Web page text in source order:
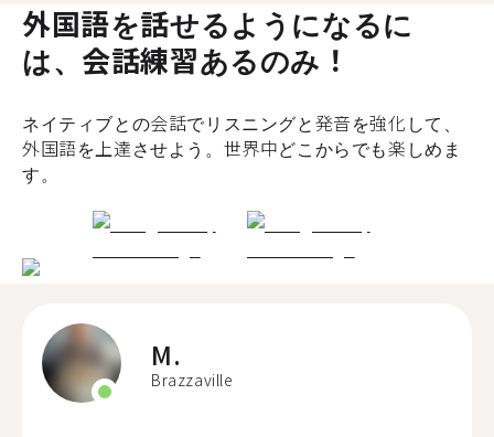
外国語を話せるようになるに
は、会話練習あるのみ！
ネイティブとの会話でリスニングと発音を強化して、
外国語を上達させよう。世界中どこからでも楽しめま
す。
M.
Brazzaville